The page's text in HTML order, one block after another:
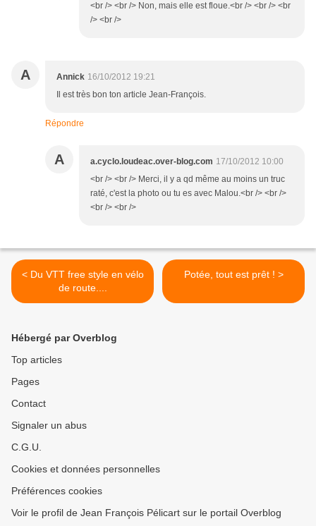
<br /> <br /> Non, mais elle est floue.<br /> <br /> <br
/> <br />
A Annick 16/10/2012 19:21
Il est très bon ton article Jean-François.
Répondre
A a.cyclo.loudeac.over-blog.com 17/10/2012 10:00
<br /> <br /> Merci, il y a qd même au moins un truc
raté, c'est la photo ou tu es avec Malou.<br /> <br />
<br /> <br />
< Du VTT free style en vélo
de route....
Potée, tout est prêt ! >
Hébergé par Overblog
Top articles
Pages
Contact
Signaler un abus
C.G.U.
Cookies et données personnelles
Préférences cookies
Voir le profil de Jean François Pélicart sur le portail Overblog